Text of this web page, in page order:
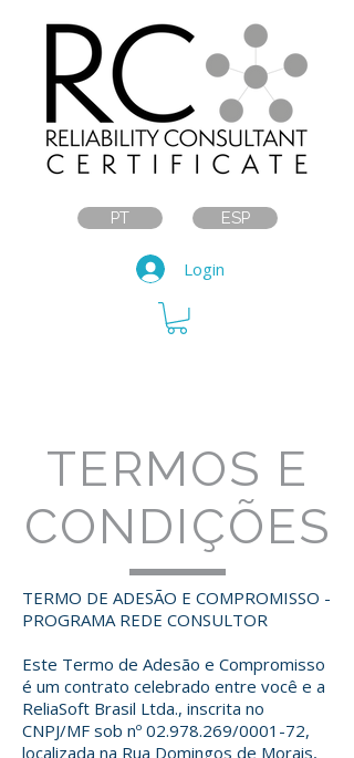
PT ESP
Login
TERMOS E
CONDIÇÕES
TERMO DE ADESÃO E COMPROMISSO -
PROGRAMA REDE CONSULTOR
Este Termo de Adesão e Compromisso
é um contrato celebrado entre você e a
ReliaSoft Brasil Ltda., inscrita no
CNPJ/MF sob nº 02.978.269/0001-72,
localizada na Rua Domingos de Morais,